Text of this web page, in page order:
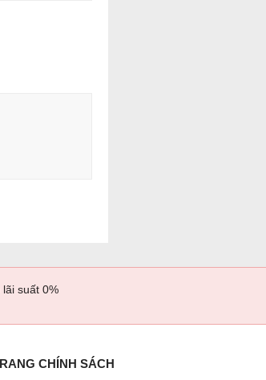
lãi suất 0%
CHÍNH SÁCH